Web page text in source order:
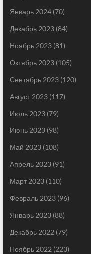
Январь 2024(70)
Декабрь 2023(84)
Ноябрь 2023(81)
Октябрь 2023(105)
Сентябрь 2023(120)
Август 2023(117)
Июль 2023(79)
Июнь 2023(98)
Май 2023(108)
Апрель 2023(91)
Март 2023(110)
Февраль 2023(96)
Январь 2023(88)
Декабрь 2022 (79)
Ноябрь 2022 (223)